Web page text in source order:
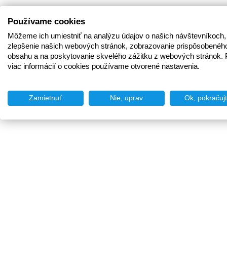
Používame cookies
Môžeme ich umiestniť na analýzu údajov o našich
zlepšenie našich webových stránok, zobrazovanie
obsahu a na poskytovanie skvelého zážitku z webových stránok.
viac informácií o cookies používame otvorené nastavenia.
Zamietnuť Nie, uprav Ok,